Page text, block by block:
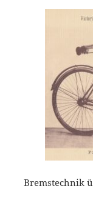
Bremstechnik